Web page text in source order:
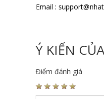
Email :
Ý KIẾN
Điểm đánh giá